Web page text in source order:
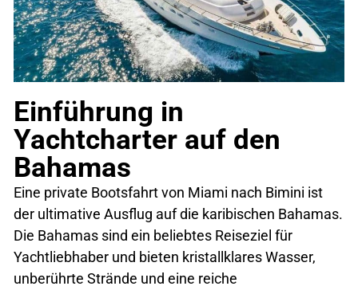
Einführung in
Yachtcharter auf den
Bahamas
Eine private Bootsfahrt von Miami nach Bimini ist
der ultimative Ausflug auf die karibischen Bahamas.
Die Bahamas sind ein beliebtes Reiseziel für
Yachtliebhaber und bieten kristallklares Wasser,
unberührte Strände und eine reiche